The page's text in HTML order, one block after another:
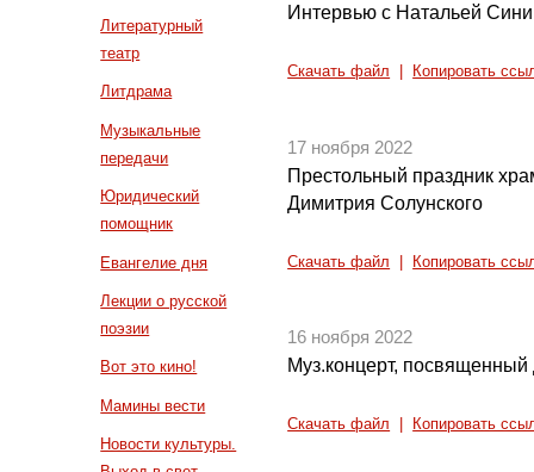
Литературный
театр
Литдрама
Музыкальные
передачи
Юридический
помощник
Евангелие дня
Лекции о русской
поэзии
Вот это кино!
Мамины вести
Новости культуры.
Интервью с Натальей
Скачать файл Копировать
17 ноября 2022
Престольный праздник
Димитрия Солунского
Скачать файл Копировать
16 ноября 2022
Муз.концерт,
Скачать файл Копировать